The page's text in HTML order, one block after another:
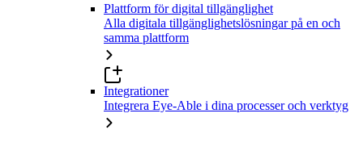
Plattform för digital tillgänglighet
Alla digitala tillgänglighetslösningar på en och
samma plattform
Integrationer
Integrera Eye-Able i dina processer och verktyg